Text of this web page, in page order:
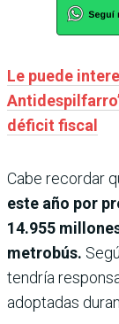
Le puede
déficit fiscal
Cabe recordar
este año por
14.955
metrobús.
tendría
adoptadas